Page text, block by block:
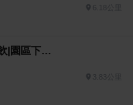
鶖茶CHILLDAY-新竹茶飲|園區下午茶